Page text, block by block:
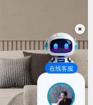
在线客服